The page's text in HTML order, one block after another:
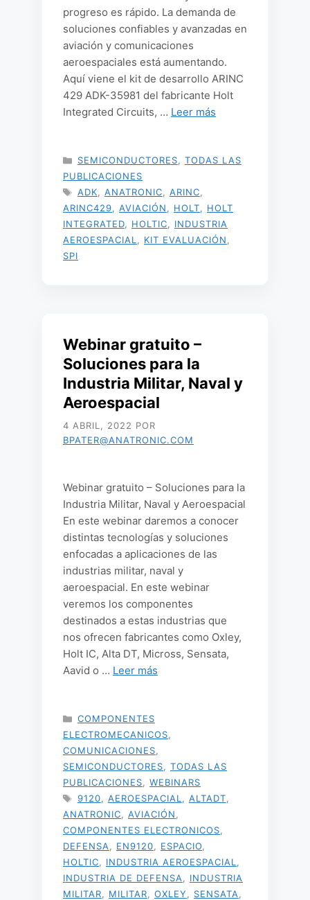
progreso es rápido. La demanda de
soluciones confiables y avanzadas en
aviación y comunicaciones
aeroespaciales está aumentando.
Aquí viene el kit de desarrollo ARINC
429 ADK-35981 del fabricante Holt
Integrated Circuits, … Leer más
CATEGORÍAS
SEMICONDUCTORES
TODAS LAS
PUBLICACIONES
ETIQUETAS
ADK ANATRONIC ARINC
ARINC429
AVIACIÓN HOLT
HOLT
INTEGRATED
HOLTIC
INDUSTRIA
AEROESPACIAL
KIT EVALUACIÓN
SPI
Webinar gratuito –
Soluciones para la
Industria Militar, Naval y
Aeroespacial
4 ABRIL, 2022 POR
BPATER@ANATRONIC.COM
Webinar gratuito – Soluciones para la
Industria Militar, Naval y Aeroespacial
En este webinar daremos a conocer
distintas tecnologías y soluciones
enfocadas a aplicaciones de las
industrias militar, naval y
aeroespacial. En este webinar
veremos los componentes
destinados a estas industrias que
nos ofrecen fabricantes como Oxley,
Holt IC, Alta DT, Micross, Sensata,
Aavid o … Leer más
CATEGORÍAS
COMPONENTES
ELECTROMECANICOS
COMUNICACIONES
SEMICONDUCTORES
TODAS LAS
PUBLICACIONES
WEBINARS
ETIQUETAS
9120 AEROESPACIAL ALTADT
ANATRONIC
AVIACIÓN
COMPONENTES ELECTRONICOS
DEFENSA
EN9120 ESPACIO
HOLTIC
INDUSTRIA AEROESPACIAL
INDUSTRIA DE DEFENSA
INDUSTRIA
MILITAR
MILITAR OXLEY SENSATA